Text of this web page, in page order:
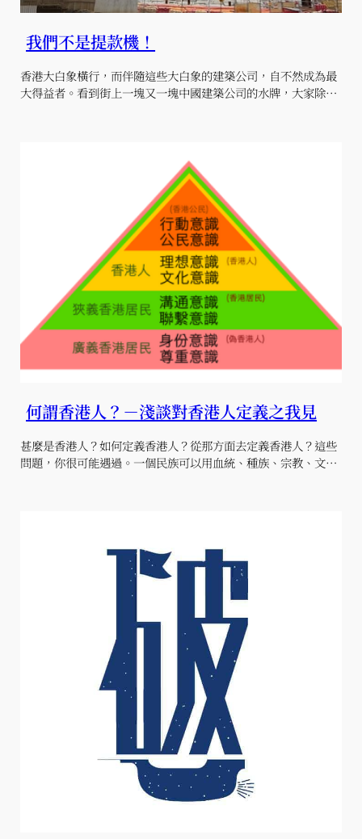
我們不是提款機！
香港大白象橫行，而伴隨這些大白象的建築公司，自不然成為最
大得益者。看到街上一塊又一塊中國建築公司的水牌，大家除…
何謂香港人？－淺談對香港人定義之我見
甚麼是香港人？如何定義香港人？從那方面去定義香港人？這些
問題，你很可能遇過。一個民族可以用血統、種族、宗教、文…